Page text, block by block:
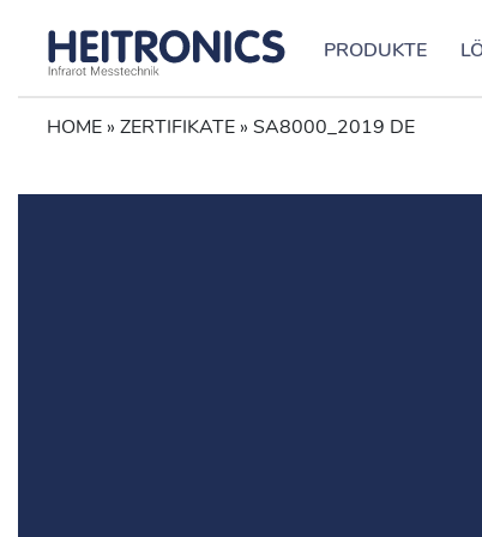
PRODUKTE
HOME » ZERTIFIKATE » SA8000_2019 DE